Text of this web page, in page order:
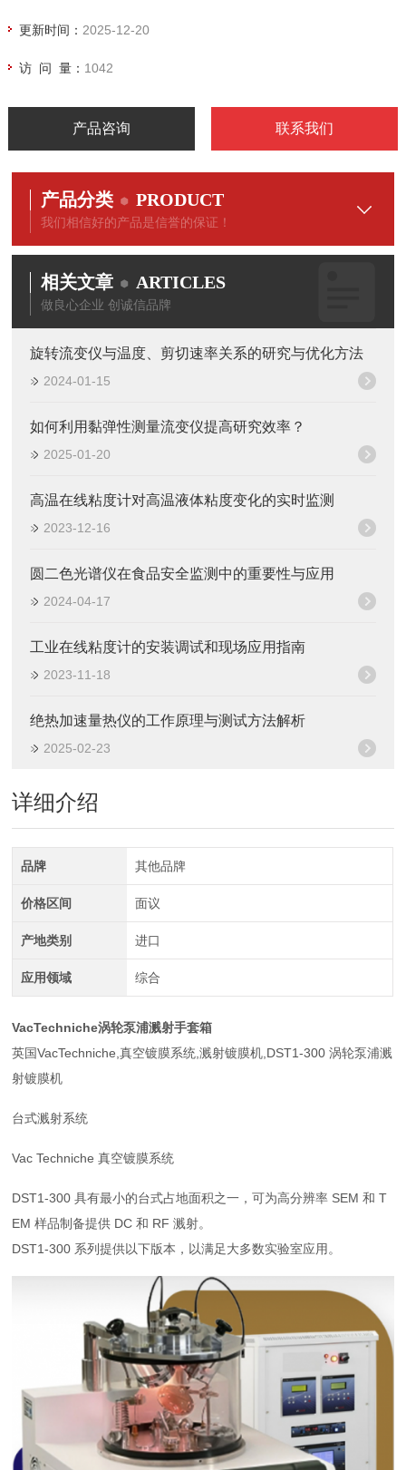
更新时间： 2025-12-20
访 问 量： 1042
产品咨询 联系我们
产品分类 PRODUCT
我们相信好的产品是信誉的保证！
相关文章 ARTICLES
做良心企业 创诚信品牌
旋转流变仪与温度、剪切速率关系的研究与优化方法
2024-01-15
如何利用黏弹性测量流变仪提高研究效率？
2025-01-20
高温在线粘度计对高温液体粘度变化的实时监测
2023-12-16
圆二色光谱仪在食品安全监测中的重要性与应用
2024-04-17
工业在线粘度计的安装调试和现场应用指南
2023-11-18
绝热加速量热仪的工作原理与测试方法解析
2025-02-23
详细介绍
品牌 其他品牌
价格区间 面议
产地类别 进口
应用领域 综合
VacTechniche涡轮泵浦溅射手套箱
英国VacTechniche,真空镀膜系统,溅射镀膜机,DST1-300 涡轮泵浦溅
射镀膜机
台式溅射系统
Vac Techniche 真空镀膜系统
DST1-300 具有最小的台式占地面积之一，可为高分辨率 SEM 和 T
EM 样品制备提供 DC 和 RF 溅射。
DST1-300 系列提供以下版本，以满足大多数实验室应用。